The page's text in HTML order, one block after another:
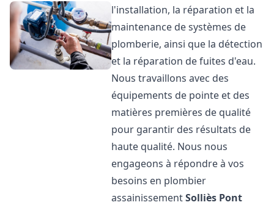
l'installation, la réparation et la
maintenance de systèmes de
plomberie, ainsi que la détection
et la réparation de fuites d'eau.
Nous travaillons avec des
équipements de pointe et des
matières premières de qualité
pour garantir des résultats de
haute qualité. Nous nous
engageons à répondre à vos
besoins en plombier
assainissementSolliès Pont